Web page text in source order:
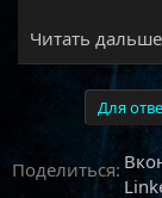
Читать
Для
Поделиться: